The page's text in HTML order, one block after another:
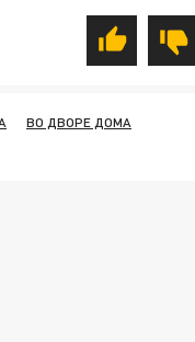
ВО ДВОРЕ ДОМА